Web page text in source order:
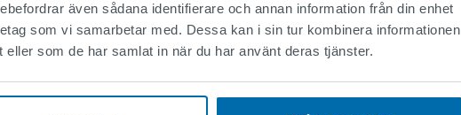
även sådana identifierare och annan information från din enhet
som vi samarbetar med. Dessa kan i sin tur kombinera informationen
som de har samlat in när du har använt deras tjänster.